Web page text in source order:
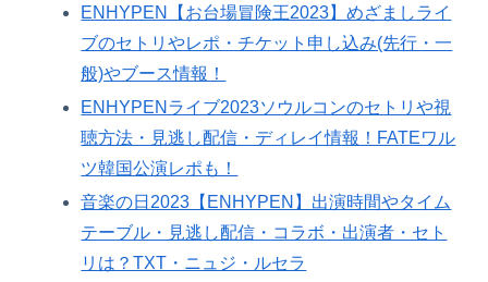
ENHYPEN【お台場冒険王2023】めざましライ
ブのセトリやレポ・チケット申し込み(先行・一
般)やブース情報！
ENHYPENライブ2023ソウルコンのセトリや視
聴方法・見逃し配信・ディレイ情報！FATEワル
ツ韓国公演レポも！
音楽の日2023【ENHYPEN】出演時間やタイム
テーブル・見逃し配信・コラボ・出演者・セト
リは？TXT・ニュジ・ルセラ